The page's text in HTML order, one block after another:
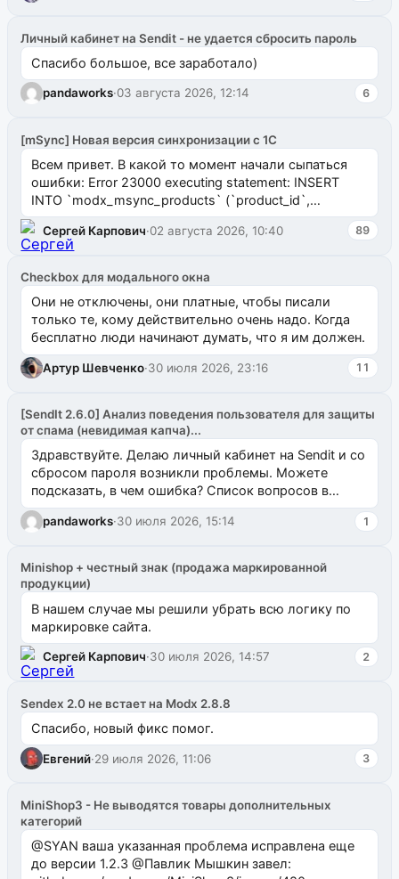
Личный кабинет на Sendit - не удается сбросить пароль
Спасибо большое, все заработало)
pandaworks·03 августа 2026, 12:14 6
[mSync] Новая версия синхронизации с 1С
Всем привет. В какой то момент начали сыпаться
ошибки: Error 23000 executing statement: INSERT
INTO `modx_msync_products` (`product_id`,
`uuid_1c`) VALUES ...
Сергей Карпович·02 августа 2026, 10:40 89
Checkbox для модального окна
Они не отключены, они платные, чтобы писали
только те, кому действительно очень надо. Когда
бесплатно люди начинают думать, что я им должен.
Артур Шевченко·30 июля 2026, 23:16 11
[SendIt 2.6.0] Анализ поведения пользователя для защиты
от спама (невидимая капча)...
Здравствуйте. Делаю личный кабинет на Sendit и со
сбросом пароля возникли проблемы. Можете
подсказать, в чем ошибка? Список вопросов в
одноименном разделе на modx.pro пока пуст, и,...
pandaworks·30 июля 2026, 15:14 1
Minishop + честный знак (продажа маркированной
продукции)
В нашем случае мы решили убрать всю логику по
маркировке сайта.
Сергей Карпович·30 июля 2026, 14:57 2
Sendex 2.0 не встает на Modx 2.8.8
Спасибо, новый фикс помог.
Евгений·29 июля 2026, 11:06 3
MiniShop3 - Не выводятся товары дополнительных
категорий
@SYAN ваша указанная проблема исправлена еще
до версии 1.2.3 @Павлик Мышкин завел: